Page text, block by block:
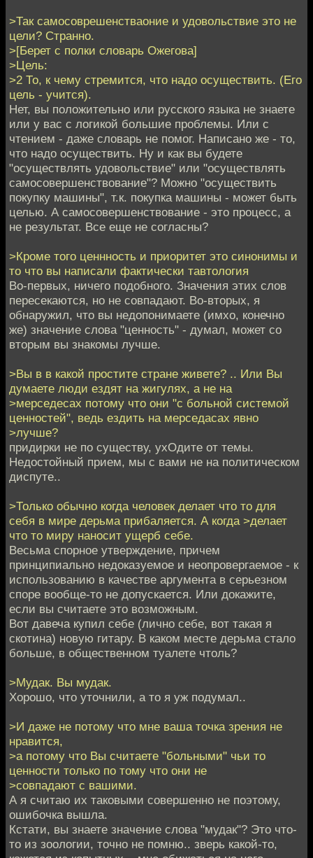
>Так самосоврешенстваоние и удовольствие это не
цели? Странно.
>[Берет с полки словарь Ожегова]
>Цель:
>2 То, к чему стремится, что надо осуществить. (Его
цель - учится).
Нет, вы положительно или русского языка не знаете
или у вас с логикой большие проблемы. Или с
чтением - даже словарь не помог. Написано же - то,
что надо осуществить. Ну и как вы будете
"осуществлять удовольствие" или "осуществлять
самосовершенствование"? Можно "осуществить
покупку машины", т.к. покупка машины - может быть
целью. А самосовершенствование - это процесс, а
не результат. Все еще не согласны?
>Кроме того ценнность и приоритет это синонимы и
то что вы написали фактически тавтология
Во-первых, ничего подобного. Значения этих слов
пересекаются, но не совпадают. Во-вторых, я
обнаружил, что вы недопонимаете (имхо, конечно
же) значение слова "ценность" - думал, может со
вторым вы знакомы лучше.
>Вы в в какой простите стране живете? .. Или Вы
думаете люди ездят на жигулях, а не на
>мерседесах потому что они "с больной системой
ценностей", ведь ездить на мерседасах явно
>лучше?
придирки не по существу, ухОдите от темы.
Недостойный прием, мы с вами не на политическом
диспуте..
>Только обычно когда человек делает что то для
себя в мире дерьма прибаляется. А когда >делает
что то миру наносит ущерб себе.
Весьма спорное утверждение, причем
принципиально недоказуемое и неопровергаемое - к
использованию в качестве аргумента в серьезном
споре вообще-то не допускается. Или докажите,
если вы считаете это возможным.
Вот давеча купил себе (лично себе, вот такая я
скотина) новую гитару. В каком месте дерьма стало
больше, в общественном туалете чтоль?
>Мудак. Вы мудак.
Хорошо, что уточнили, а то я уж подумал..
>И даже не потому что мне ваша точка зрения не
нравится,
>а потому что Вы считаете "больными" чьи то
ценности только по тому что они не
>совпадают с вашими.
А я считаю их таковыми совершенно не поэтому,
ошибочка вышла.
Кстати, вы знаете значение слова "мудак"? Это что-
то из зоологии, точно не помню.. зверь какой-то,